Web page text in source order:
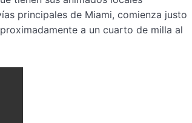
principales de Miami, comienza justo
a un cuarto de milla al